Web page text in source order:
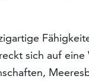
sich auf